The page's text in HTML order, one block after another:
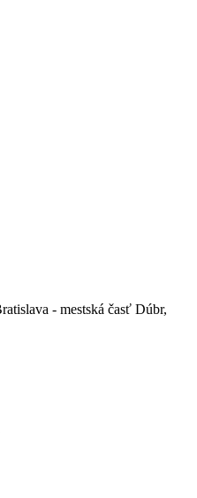
- mestská časť Dúbr,